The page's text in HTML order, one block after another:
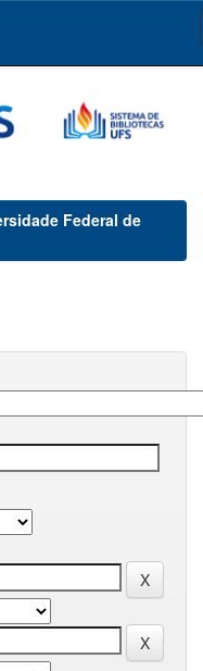
Federal de